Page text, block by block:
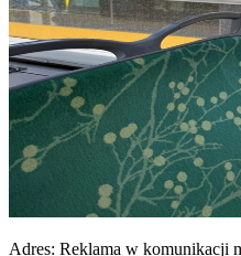
Adres: Reklama w komunikacji